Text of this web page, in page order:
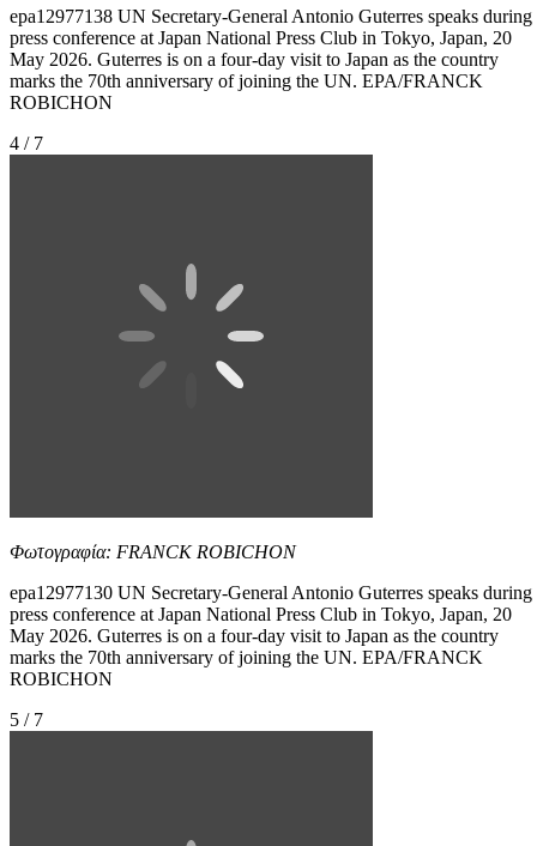
epa12977138 UN Secretary-General Antonio Guterres speaks during
press conference at Japan National Press Club in Tokyo, Japan, 20
May 2026. Guterres is on a four-day visit to Japan as the country
marks the 70th anniversary of joining the UN. EPA/FRANCK
ROBICHON
4 / 7
Φωτογραφία: FRANCK ROBICHON
epa12977130 UN Secretary-General Antonio Guterres speaks during
press conference at Japan National Press Club in Tokyo, Japan, 20
May 2026. Guterres is on a four-day visit to Japan as the country
marks the 70th anniversary of joining the UN. EPA/FRANCK
ROBICHON
5 / 7